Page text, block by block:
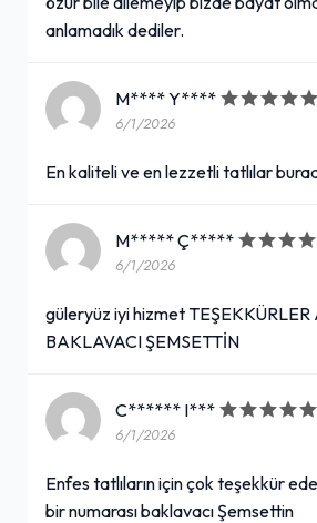
anlamadık dediler.
M**** Y****
6/1/2026
En kaliteli ve en lezzetli tatlılar
M***** Ç*****
6/1/2026
güleryüz iyi hizmet
BAKLAVACI ŞEMSETTİN
C****** I***
6/1/2026
Enfes tatlıların için çok teşekkür
bir numarası baklavacı Şemsettin